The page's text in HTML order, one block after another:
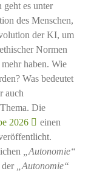
geht es unter
des Menschen,
der KI, um
Normen
haben. Wie
Was bedeutet
auch
Die
2026
einen
„Autonomie“
der
„Autonomie“